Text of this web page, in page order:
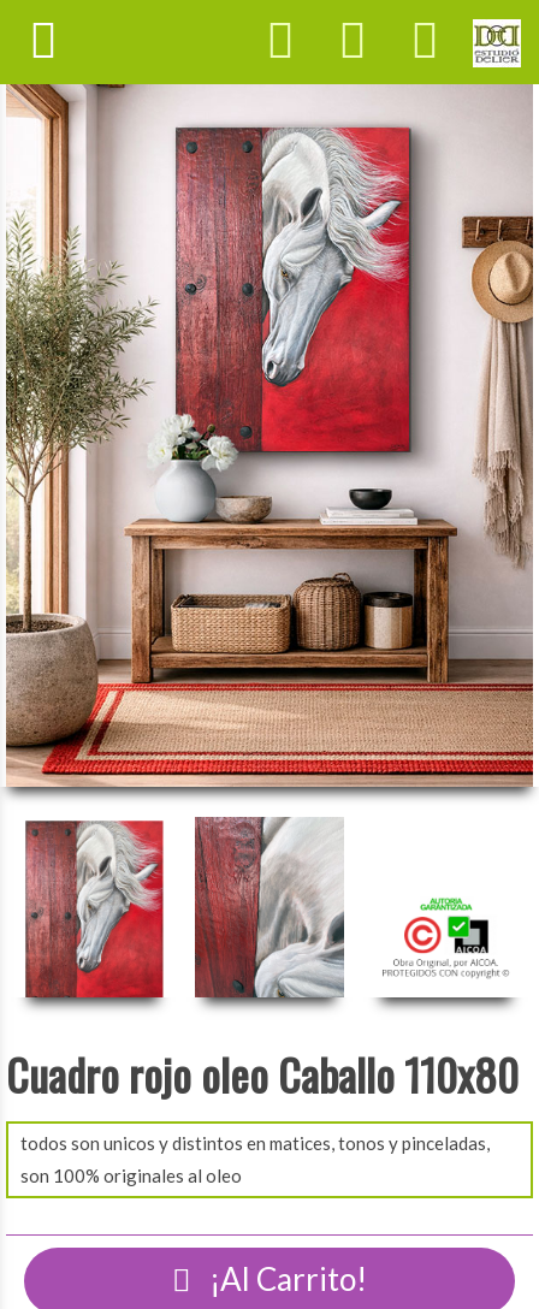
Cuadro rojo oleo Caballo 110x80
todos son unicos y distintos en matices, tonos y pinceladas,
son 100% originales al oleo
¡Al Carrito!